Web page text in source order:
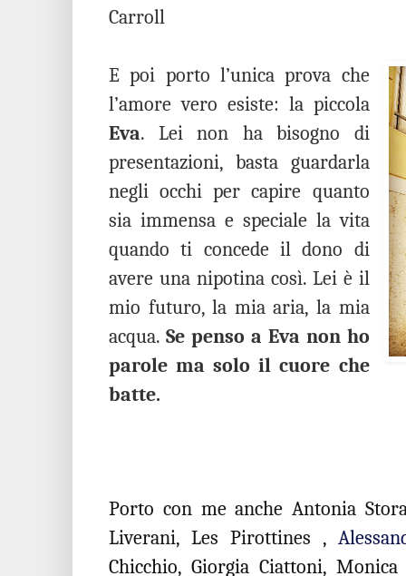
Carroll
E poi porto l’unica prova che
l’amore vero esiste: la piccola
Eva. Lei non ha bisogno di
presentazioni, basta guardarla
negli occhi per capire quanto
sia immensa e speciale la vita
quando ti concede il dono di
avere una nipotina così. Lei è il
mio futuro, la mia aria, la mia
acqua. Se penso a Eva non ho
parole ma solo il cuore che
batte.
Porto con me anche Antonia
Liverani, Les Pirottines ,
Chicchio, Giorgia Ciattoni, Monica